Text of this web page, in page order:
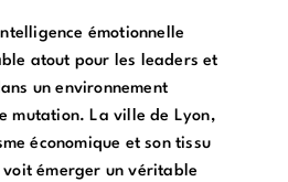
émotionnelle
atout pour les leaders et
un environnement
mutation. La ville de Lyon,
économique et son tissu
émerger un véritable